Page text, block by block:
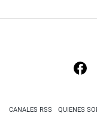
CANALES RSS QUIENES